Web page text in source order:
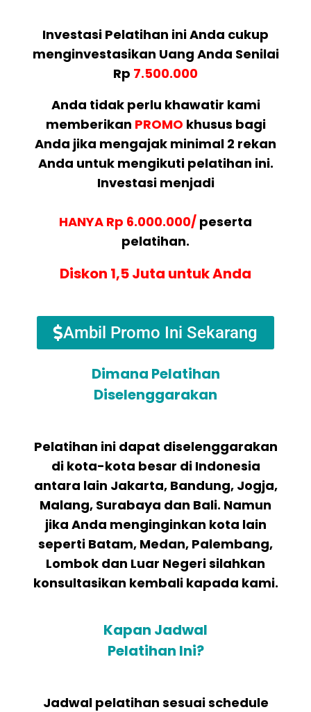
Investasi Pelatihan ini Anda cukup
menginvestasikan Uang Anda Senilai
Rp 7.500.000
Anda tidak perlu khawatir kami
memberikan PROMO khusus bagi
Anda jika mengajak minimal 2 rekan
Anda untuk mengikuti pelatihan ini.
Investasi menjadi
HANYA Rp 6.000.000/ peserta
pelatihan.
Diskon 1,5 Juta untuk Anda
Ambil Promo Ini Sekarang
Dimana Pelatihan
Diselenggarakan
Pelatihan ini dapat diselenggarakan
di kota-kota besar di Indonesia
antara lain Jakarta, Bandung, Jogja,
Malang, Surabaya dan Bali. Namun
jika Anda menginginkan kota lain
seperti Batam, Medan, Palembang,
Lombok dan Luar Negeri silahkan
konsultasikan kembali kapada kami.
Kapan Jadwal
Pelatihan Ini?
Jadwal pelatihan sesuai schedule